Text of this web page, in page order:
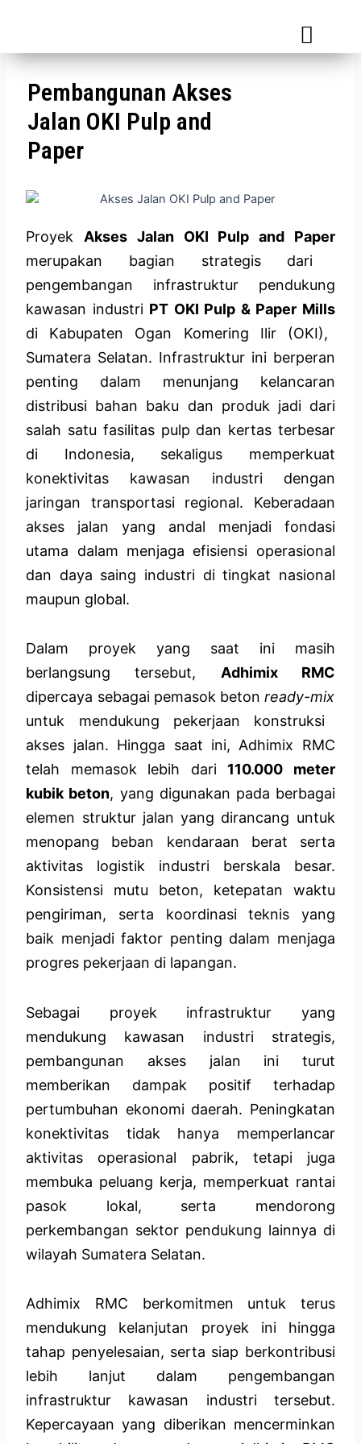
Pembangunan Akses
Jalan OKI Pulp and
Paper
Proyek Akses Jalan OKI Pulp and Paper
merupakan bagian strategis dari
pengembangan infrastruktur pendukung
kawasan industri PT OKI Pulp & Paper Mills
di Kabupaten Ogan Komering Ilir (OKI),
Sumatera Selatan. Infrastruktur ini berperan
penting dalam menunjang kelancaran
distribusi bahan baku dan produk jadi dari
salah satu fasilitas pulp dan kertas terbesar
di Indonesia, sekaligus memperkuat
konektivitas kawasan industri dengan
jaringan transportasi regional. Keberadaan
akses jalan yang andal menjadi fondasi
utama dalam menjaga efisiensi operasional
dan daya saing industri di tingkat nasional
maupun global.
Dalam proyek yang saat ini masih
berlangsung tersebut, Adhimix RMC
dipercaya sebagai pemasok betonready-mix
untuk mendukung pekerjaan konstruksi
akses jalan. Hingga saat ini, Adhimix RMC
telah memasok lebih dari 110.000 meter
kubik beton, yang digunakan pada berbagai
elemen struktur jalan yang dirancang untuk
menopang beban kendaraan berat serta
aktivitas logistik industri berskala besar.
Konsistensi mutu beton, ketepatan waktu
pengiriman, serta koordinasi teknis yang
baik menjadi faktor penting dalam menjaga
progres pekerjaan di lapangan.
Sebagai proyek infrastruktur yang
mendukung kawasan industri strategis,
pembangunan akses jalan ini turut
memberikan dampak positif terhadap
pertumbuhan ekonomi daerah. Peningkatan
konektivitas tidak hanya memperlancar
aktivitas operasional pabrik, tetapi juga
membuka peluang kerja, memperkuat rantai
pasok lokal, serta mendorong
perkembangan sektor pendukung lainnya di
wilayah Sumatera Selatan.
Adhimix RMC berkomitmen untuk terus
mendukung kelanjutan proyek ini hingga
tahap penyelesaian, serta siap berkontribusi
lebih lanjut dalam pengembangan
infrastruktur kawasan industri tersebut.
Kepercayaan yang diberikan mencerminkan